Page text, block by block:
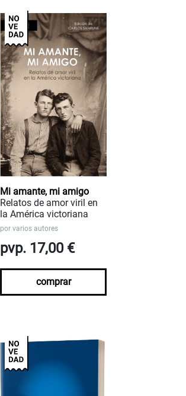
Mi amante, mi amigo
Relatos de amor viril en
la América victoriana
por varios autores
pvp. 17,00 €
comprar